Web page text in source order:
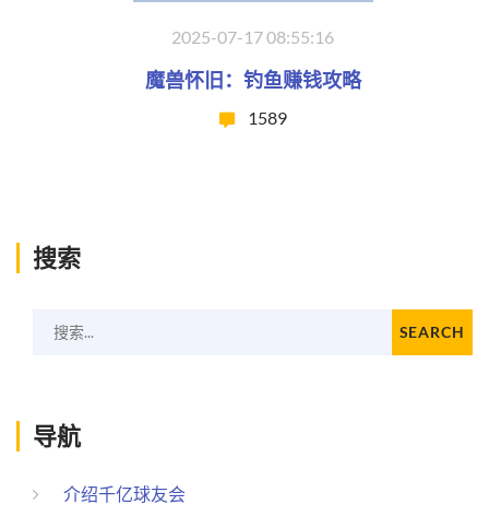
2025-07-17 08:55:16
魔兽怀旧：钓鱼赚钱攻略
1589
搜索
搜索... SEARCH
导航
介绍千亿球友会